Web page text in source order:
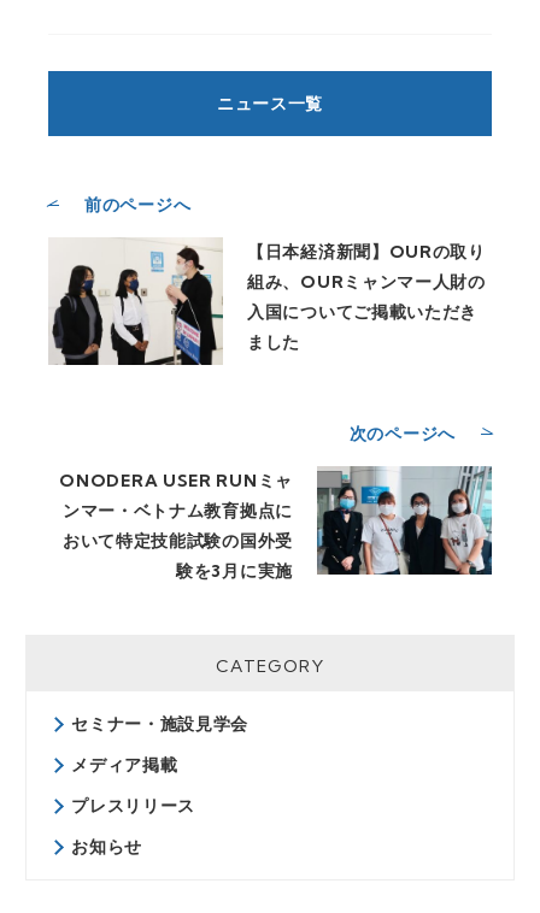
ニュース一覧
前のページへ
【日本経済新聞】OURの取り
組み、OURミャンマー人財の
入国についてご掲載いただき
ました
次のページへ
ONODERA USER RUNミャ
ンマー・ベトナム教育拠点に
おいて特定技能試験の国外受
験を3月に実施
CATEGORY
セミナー・施設見学会
メディア掲載
プレスリリース
お知らせ